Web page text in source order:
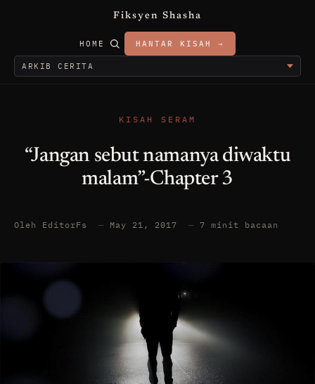
Fiksyen Shasha
HOME HANTAR KISAH →
KISAH SERAM
“Jangan sebut namanya diwaktu
malam”-Chapter 3
Oleh EditorFs — May 21, 2017 — 7 minit bacaan